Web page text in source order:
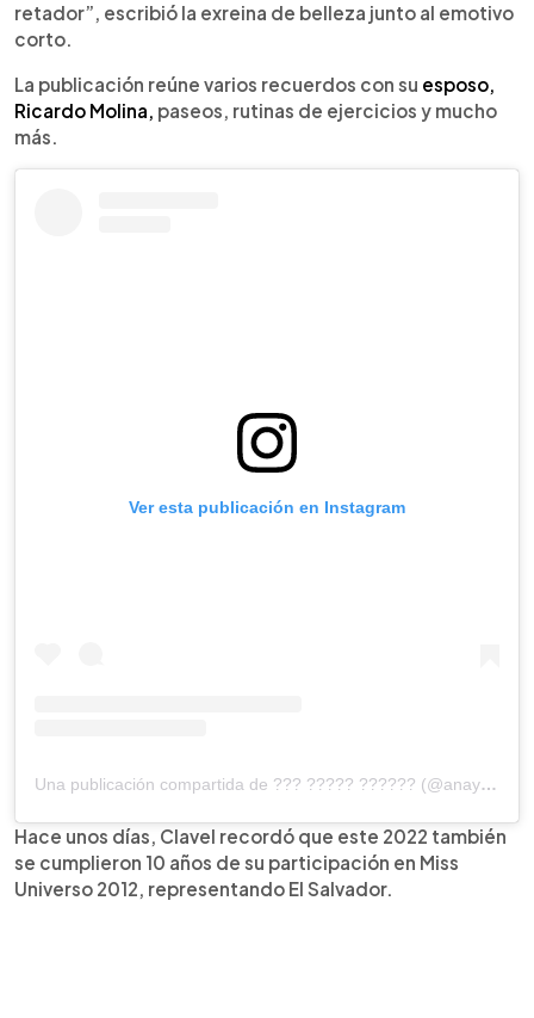
retador”, escribió la exreina de belleza junto al emotivo
corto.
La publicación reúne varios recuerdos con su esposo,
Ricardo Molina, paseos, rutinas de ejercicios y mucho
más.
Ver esta publicación en Instagram
Una publicación compartida de ??? ????? ?????? (@anayancyclavel)
Hace unos días, Clavel recordó que este 2022 también
se cumplieron 10 años de su participación en Miss
Universo 2012, representando El Salvador.